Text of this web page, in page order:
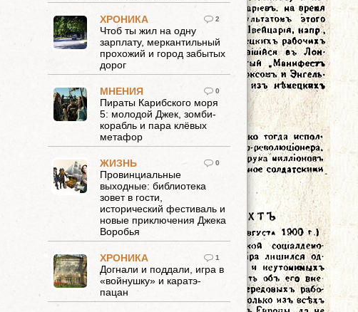
2
ХРОНИКА
Чтоб ты жил на одну
зарплату, меркантильный
прохожий и город забытых
дорог
0
МНЕНИЯ
Пираты Карибского моря
5: молодой Джек, зомби-
корабль и пара клёвых
метафор
0
ЖИЗНЬ
Провинциальные
выходные: библиотека
зовет в гости,
исторический фестиваль и
новые приключения Джека
Воробья
1
ХРОНИКА
Догнали и поддали, игра в
«войнушку» и каратэ-
пацан